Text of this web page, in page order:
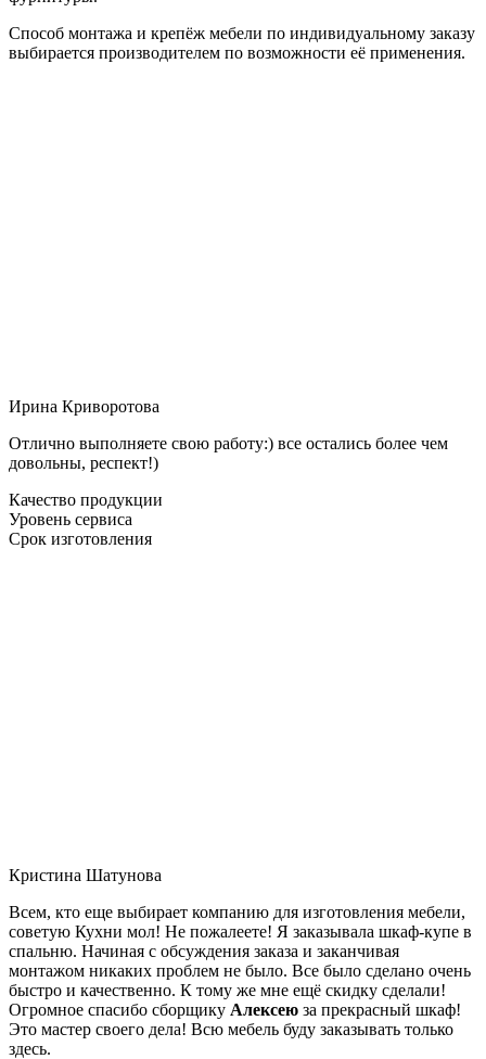
Способ монтажа и крепёж мебели по индивидуальному заказу
выбирается производителем по возможности её применения.
Ирина Криворотова
Отлично выполняете свою работу:) все остались более чем
довольны, респект!)
Качество продукции
Уровень сервиса
Срок изготовления
Кристина Шатунова
Всем, кто еще выбирает компанию для изготовления мебели,
советую Кухни мол! Не пожалеете! Я заказывала шкаф-купе в
спальню. Начиная с обсуждения заказа и заканчивая
монтажом никаких проблем не было. Все было сделано очень
быстро и качественно. К тому же мне ещё скидку сделали!
Огромное спасибо сборщику Алексею за прекрасный шкаф!
Это мастер своего дела! Всю мебель буду заказывать только
здесь.